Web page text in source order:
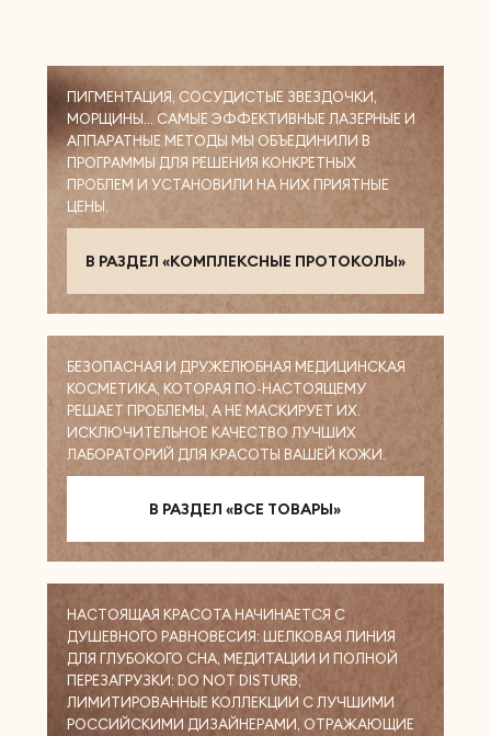
В РАЗДЕЛ «КОМПЛЕКСНЫЕ ПРОТОКОЛЫ»
ПИГМЕНТАЦИЯ, СОСУДИСТЫЕ ЗВЕЗДОЧКИ,
МОРЩИНЫ… САМЫЕ ЭФФЕКТИВНЫЕ ЛАЗЕРНЫЕ И
АППАРАТНЫЕ МЕТОДЫ МЫ ОБЪЕДИНИЛИ В
ПРОГРАММЫ ДЛЯ РЕШЕНИЯ КОНКРЕТНЫХ
ПРОБЛЕМ И УСТАНОВИЛИ НА НИХ ПРИЯТНЫЕ
ЦЕНЫ.
БЕЗОПАСНАЯ И ДРУЖЕЛЮБНАЯ МЕДИЦИНСКАЯ
КОСМЕТИКА, КОТОРАЯ ПО-НАСТОЯЩЕМУ
РЕШАЕТ ПРОБЛЕМЫ, А НЕ МАСКИРУЕТ ИХ.
ИСКЛЮЧИТЕЛЬНОЕ КАЧЕСТВО ЛУЧШИХ
ЛАБОРАТОРИЙ ДЛЯ КРАСОТЫ ВАШЕЙ КОЖИ.
В РАЗДЕЛ «ВСЕ ТОВАРЫ»
НАСТОЯЩАЯ КРАСОТА НАЧИНАЕТСЯ С
ДУШЕВНОГО РАВНОВЕСИЯ: ШЕЛКОВАЯ ЛИНИЯ
ДЛЯ ГЛУБОКОГО СНА, МЕДИТАЦИИ И ПОЛНОЙ
ПЕРЕЗАГРУЗКИ: DO NOT DISTURB,
ЛИМИТИРОВАННЫЕ КОЛЛЕКЦИИ С ЛУЧШИМИ
РОССИЙСКИМИ ДИЗАЙНЕРАМИ, ОТРАЖАЮЩИЕ